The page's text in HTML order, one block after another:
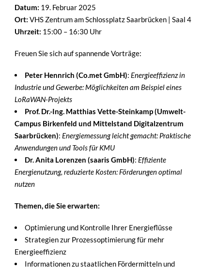
Datum: 19. Februar 2025
Ort: VHS Zentrum am Schlossplatz Saarbrücken | Saal 4
Uhrzeit: 15:00 – 16:30 Uhr
Freuen Sie sich auf spannende Vorträge:
Peter Hennrich (Co.met GmbH): Energieeffizienz in
Industrie und Gewerbe: Möglichkeiten am Beispiel eines
LoRaWAN-Projekts
Prof. Dr.-Ing. Matthias Vette-Steinkamp (Umwelt-
Campus Birkenfeld und Mittelstand Digitalzentrum
Saarbrücken): Energiemessung leicht gemacht: Praktische
Anwendungen und Tools für KMU
Dr. Anita Lorenzen (saaris GmbH): Effiziente
Energienutzung, reduzierte Kosten: Förderungen optimal
nutzen
Themen, die Sie erwarten:
Optimierung und Kontrolle Ihrer Energieflüsse
Strategien zur Prozessoptimierung für mehr
Energieeffizienz
Informationen zu staatlichen Fördermitteln und